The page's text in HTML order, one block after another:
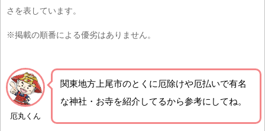
さを表しています。
※掲載の順番による優劣はありません。
厄丸くん
関東地方上尾市のとくに厄除けや厄払いで有名
な神社・お寺を紹介 してるから参考にしてね。